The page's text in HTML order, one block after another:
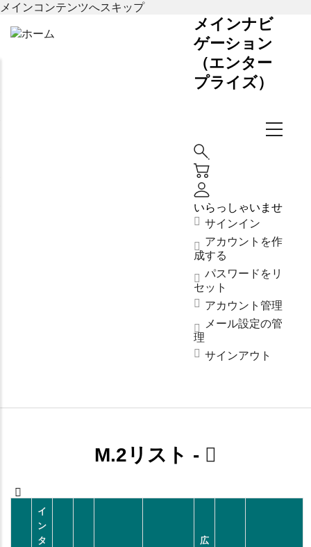
メインコンテンツへスキップ
メインナビ
ゲーション
（エンター
プライズ）
いらっしゃいませ
サインイン
アカウントを作
成する
パスワードをリ
セット
アカウント管理
メール設定の管
理
サインアウト
M.2リスト -
イ
ン
タ
広